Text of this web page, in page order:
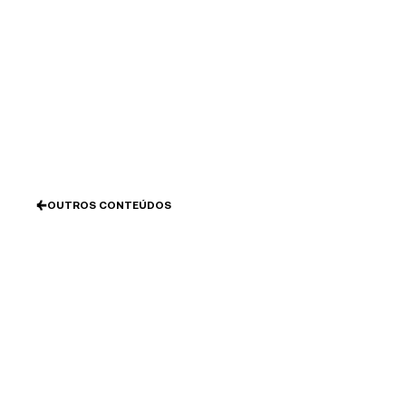
OUTROS CONTEÚDOS